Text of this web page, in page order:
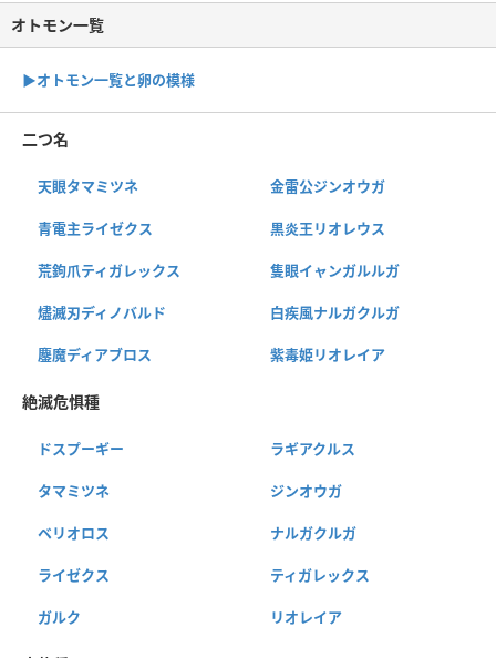
オトモン一覧
▶︎オトモン一覧と卵の模様
二つ名
天眼タマミツネ 金雷公ジンオウガ
青電主ライゼクス 黒炎王リオレウス
荒鉤爪ティガレックス 隻眼イャンガルルガ
燼滅刃ディノバルド 白疾風ナルガクルガ
鏖魔ディアブロス 紫毒姫リオレイア
絶滅危惧種
ドスプーギー ラギアクルス
タマミツネ ジンオウガ
ベリオロス ナルガクルガ
ライゼクス ティガレックス
ガルク リオレイア